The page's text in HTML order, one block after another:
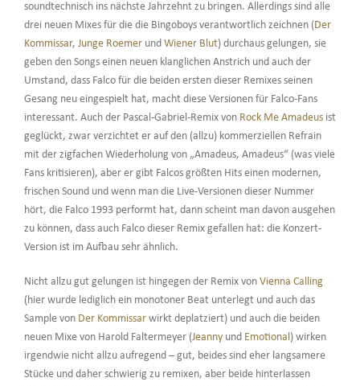
soundtechnisch ins nächste Jahrzehnt zu bringen. Allerdings sind alle
drei neuen Mixes für die die Bingoboys verantwortlich zeichnen (Der
Kommissar, Junge Roemerund Wiener Blut) durchaus gelungen, sie
geben den Songs einen neuen klanglichen Anstrich und auch der
Umstand, dass Falco für die beiden ersten dieser Remixes seinen
Gesang neu eingespielt hat, macht diese Versionen für Falco-Fans
interessant. Auch der Pascal-Gabriel-Remix von Rock Me Amadeusist
geglückt, zwar verzichtet er auf den (allzu) kommerziellen Refrain
mit der zigfachen Wiederholung von „Amadeus, Amadeus“ (was viele
Fans kritisieren), aber er gibt Falcos größten Hits einen modernen,
frischen Sound und wenn man die Live-Versionen dieser Nummer
hört, die Falco 1993 performt hat, dann scheint man davon ausgehen
zu können, dass auch Falco dieser Remix gefallen hat: die Konzert-
Version ist im Aufbau sehr ähnlich.
Nicht allzu gut gelungen ist hingegen der Remix von Vienna Calling
(hier wurde lediglich ein monotoner Beat unterlegt und auch das
Sample von Der Kommissarwirkt deplatziert) und auch die beiden
neuen Mixe von Harold Faltermeyer (Jeannyund Emotional) wirken
irgendwie nicht allzu aufregend – gut, beides sind eher langsamere
Stücke und daher schwierig zu remixen, aber beide hinterlassen